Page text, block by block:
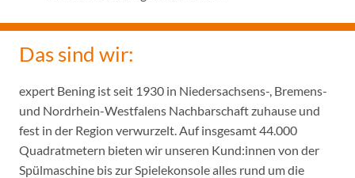
Das sind wir:
expert Bening ist seit 1930 in Niedersachsens-, Bremens-
und Nordrhein-Westfalens Nachbarschaft zuhause und
fest in der Region verwurzelt. Auf insgesamt 44.000
Quadratmetern bieten wir unseren Kund:innen von der
Spülmaschine bis zur Spielekonsole alles rund um die